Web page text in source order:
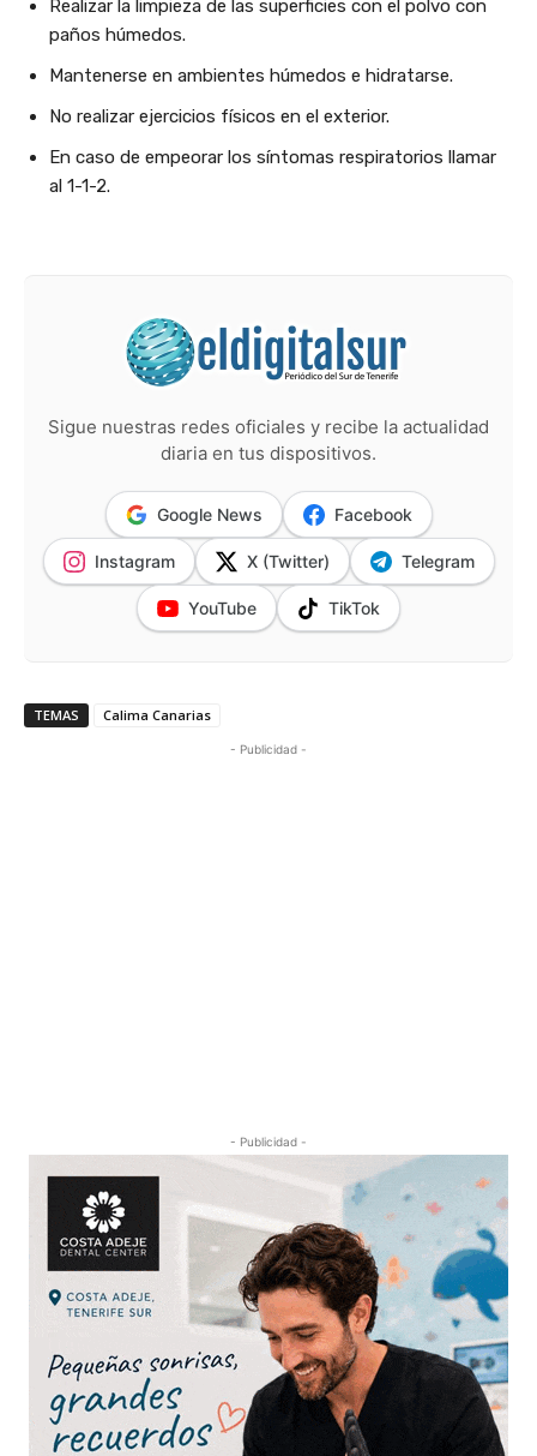
Realizar la limpieza de las superficies con el polvo con
paños húmedos.
Mantenerse en ambientes húmedos e hidratarse.
No realizar ejercicios físicos en el exterior.
En caso de empeorar los síntomas respiratorios llamar
al 1-1-2.
Sigue nuestras redes oficiales y recibe la actualidad
diaria en tus dispositivos.
Google News Facebook
Instagram X (Twitter) Telegram
YouTube TikTok
TEMAS Calima Canarias
- Publicidad -
- Publicidad -